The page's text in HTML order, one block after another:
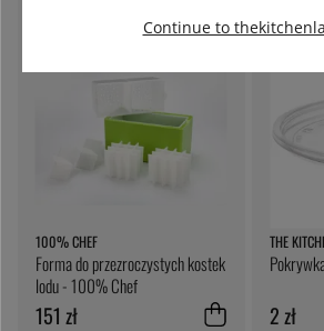
100% CHEF
Forma do przezroczystych kostek
lodu - 100% Chef
151 zł
THE
2 zł
Continue to